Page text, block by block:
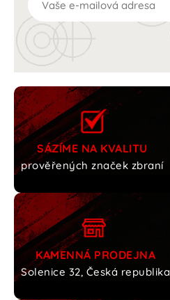
SÁZÍME NA KVALITU
prověřených značek zbraní
KAMENNÁ PRODEJNA
Solenice 32, Česká republika